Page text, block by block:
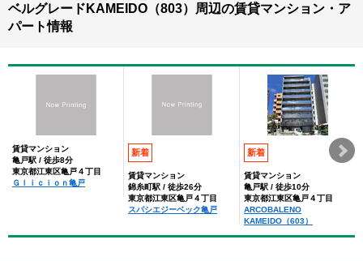
ベルグレードKAMEIDO（803）周辺の賃貸マンション・ア
パート情報
賃貸マンション
亀戸駅 / 徒歩8分
東京都江東区亀戸４丁目
Ｇｌｉｃｉｏｎ亀戸
新着
賃貸マンション
錦糸町駅 / 徒歩26分
東京都江東区亀戸４丁目
スパシエジーベック亀戸
新着
賃貸マンション
亀戸駅 / 徒歩10分
東京都江東区亀戸４丁目
ARCOBALENO
KAMEIDO（603）